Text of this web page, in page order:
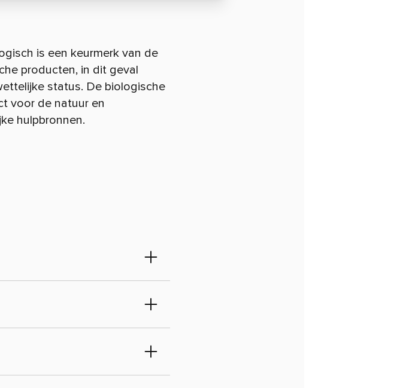
is een keurmerk van de
producten, in dit geval
status. De biologische
voor de natuur en
hulpbronnen.